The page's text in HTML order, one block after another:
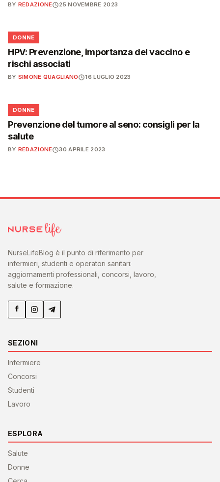
BY REDAZIONE 25 NOVEMBRE 2023
🌸
DONNE
HPV: Prevenzione, importanza del vaccino e
rischi associati
BY SIMONE QUAGLIANO 16 LUGLIO 2023
🌸
DONNE
Prevenzione del tumore al seno: consigli per la
salute
BY REDAZIONE 30 APRILE 2023
NurseLifeBlog è il punto di riferimento per
infermieri, studenti e operatori sanitari:
aggiornamenti professionali, concorsi, lavoro,
salute e formazione.
SEZIONI
Infermiere
Concorsi
Studenti
Lavoro
ESPLORA
Salute
Donne